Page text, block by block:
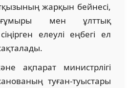
жарқын бейнесі,
мен ұлттық
елеулі еңбегі ел
ақпарат министрлігі
туған-туыстары